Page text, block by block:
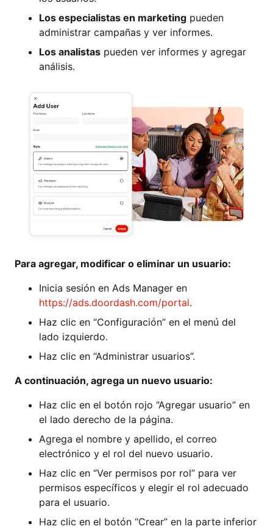
Los especialistas en marketing pueden
administrar campañas y ver informes.
Los analistas pueden ver informes y agregar
análisis.
Para agregar, modificar o eliminar un usuario:
Inicia sesión en Ads Manager en
https://ads.doordash.com/portal.
Haz clic en “Configuración” en el menú del
lado izquierdo.
Haz clic en “Administrar usuarios”.
A continuación, agrega un nuevo usuario:
Haz clic en el botón rojo “Agregar usuario” en
el lado derecho de la página.
Agrega el nombre y apellido, el correo
electrónico y el rol del nuevo usuario.
Haz clic en “Ver permisos por rol” para ver
permisos específicos y elegir el rol adecuado
para el usuario.
Haz clic en el botón “Crear” en la parte inferior